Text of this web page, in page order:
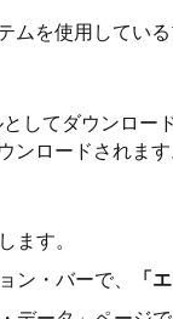
ムを使用してい
してダウンロ
ンロードされます
ます。
ン・バーで、
「